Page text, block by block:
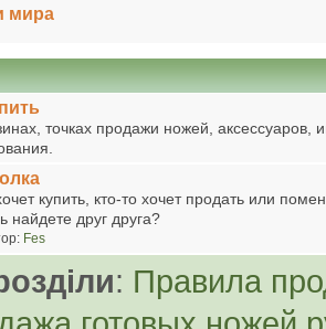
мира
точках продажи ножей, аксессуаров,
купить, кто-то хочет продать или
найдете друг друга?
Fes
: Правила